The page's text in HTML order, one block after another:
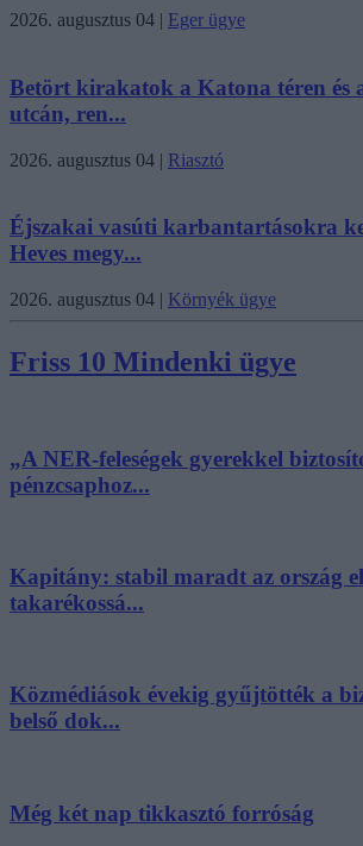
2026. augusztus 04 | Eger ügye
Betört kirakatok a Katona téren és
utcán, ren...
2026. augusztus 04 | Riasztó
Éjszakai vasúti karbantartásokra
Heves megy...
2026. augusztus 04 | Környék ügye
Friss 10 Mindenki ügye
„A NER-feleségek gyerekkel
pénzcsaphoz...
Kapitány: stabil maradt az ország
takarékossá...
Közmédiások évekig gyűjtötték a
belső dok...
Még két nap tikkasztó forróság